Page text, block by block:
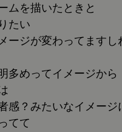
ムを描いたときと
たい
ージが変わってますし
多めってイメージから
感？みたいなイメージ
てて